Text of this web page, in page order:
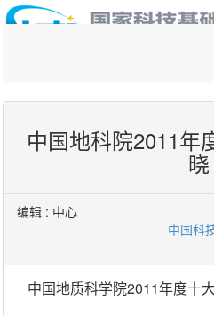
中国地科院2011年
晓
编辑 : 中心
中国科
中国地质科学院2011年度十